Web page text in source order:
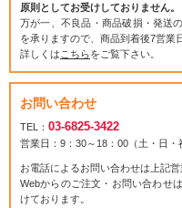
原則としてお受けしておりません。
万が一、不良品・商品破損・発送
を承りますので、商品到着後7営業
詳しくは こちらをご覧下さい。
お問い合わせ
TEL： 03-6825-3422
営業日：9：30～18：00（土・日・
お電話によるお問い合わせは上記
Webからのご注文・お問い合わせ
けております。